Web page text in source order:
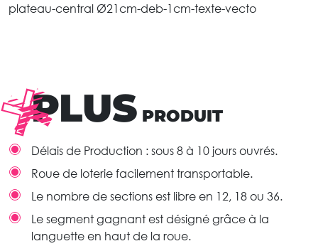
plateau-central Ø21cm-deb-1cm-texte-vecto
PLUS PRODUIT
Délais de Production : sous 8 à 10 jours ouvrés.
Roue de loterie facilement transportable.
Le nombre de sections est libre en 12, 18 ou 36.
Le segment gagnant est désigné grâce à la
languette en haut de la roue.